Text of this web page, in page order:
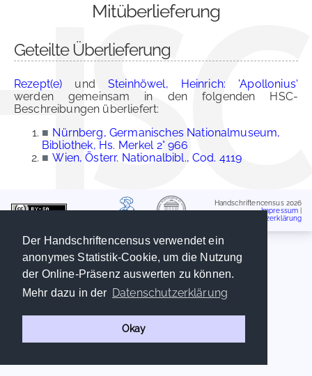
Der Handschriftencensus verwendet ein
anonymes Statistik-Cookie, um die Nutzung
der Online-Präsenz auswerten zu können.
Mehr dazu in der Datenschutzerklärung
Okay
Mitüberlieferung
Geteilte Überlieferung
Rezept(e) und Steinhöwel, Heinrich: 'Apollonius'
werden gemeinsam in den folgenden HSC-
Beschreibungen überliefert:
■ Nürnberg, Germanisches Nationalmuseum,
Bibliothek, Hs. Merkel 2° 966
■ Wien, Österr. Nationalbibl., Cod. 4119
Handschriftencensus 2026
Impressum
Datenschutzerklärung